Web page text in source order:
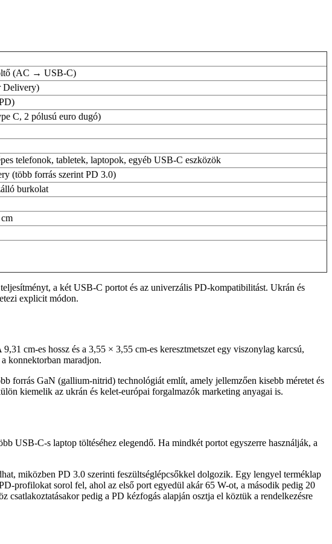
(AC → USB-C)
Delivery)
C, 2 pólusú euro dugó)
telefonok, tabletek, laptopok, egyéb USB‑C eszközök
(több forrás szerint PD 3.0)
burkolat
a két USB‑C portot és az univerzális PD-kompatibilitást. Ukrán és
explicit módon.
cm-es hossz és a 3,55 × 3,55 cm-es keresztmetszet egy viszonylag karcsú,
konnektorban maradjon.
forrás GaN (gallium-nitrid) technológiát említ, amely jellemzően kisebb méretet és
kiemelik az ukrán és kelet-európai forgalmazók marketing anyagai is.
USB‑C-s laptop töltéséhez elegendő. Ha mindkét portot egyszerre használják, a
miközben PD 3.0 szerinti feszültséglépcsőkkel dolgozik. Egy lengyel terméklap
profilokat sorol fel, ahol az első port egyedül akár 65 W-ot, a második pedig 20
csatlakoztatásakor pedig a PD kézfogás alapján osztja el köztük a rendelkezésre